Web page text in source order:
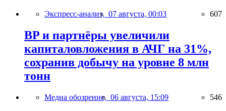
Экспресс-анализ, 07 августа, 00:03 607
BP и партнёры увеличили
капиталовложения в АЧГ на 31%,
сохранив добычу на уровне 8 млн
тонн
Медиа обозрение, 06 августа, 15:09 546